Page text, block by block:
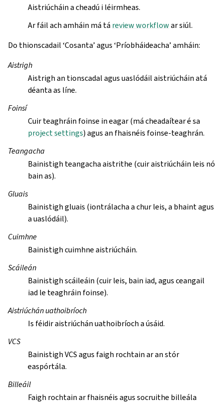
Aistriúcháin a cheadú i léirmheas.
Ar fáil ach amháin má tá review workflowar siúl.
Do thionscadail ‘Cosanta’ agus ‘Príobháideacha’ amháin:
Aistrigh
Aistrigh an tionscadal agus uaslódáil aistriúcháin atá
déanta as líne.
Foinsí
Cuir teaghráin foinse in eagar (má cheadaítear é sa
project settings) agus an fhaisnéis foinse-teaghrán.
Teangacha
Bainistigh teangacha aistrithe (cuir aistriúcháin leis nó
bain as).
Gluais
Bainistigh gluais (iontrálacha a chur leis, a bhaint agus
a uaslódáil).
Cuimhne
Bainistigh cuimhne aistriúcháin.
Scáileán
Bainistigh scáileáin (cuir leis, bain iad, agus ceangail
iad le teaghráin foinse).
Aistriúchán uathoibríoch
Is féidir aistriúchán uathoibríoch a úsáid.
VCS
Bainistigh VCS agus faigh rochtain ar an stór
easpórtála.
Billeáil
Faigh rochtain ar fhaisnéis agus socruithe billeála